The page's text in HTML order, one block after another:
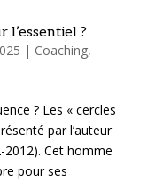
l’essentiel ?
| Coaching,
? Les « cercles
par l’auteur
2012). Cet homme
pour ses